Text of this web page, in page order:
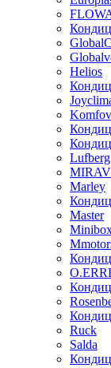
Helios
Lufberg
Marley
Master
Ruck
Salda